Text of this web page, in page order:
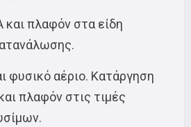
πλαφόν στα είδη
φυσικό αέριο. Κατάργηση
πλαφόν στις τιμές